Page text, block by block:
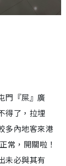
門『屎』廣
得了，拉埋
多內地客來港
常，開關啦！
未必與其有